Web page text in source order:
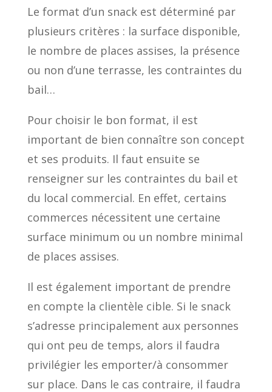
Le format d’un snack est déterminé par
plusieurs critères : la surface disponible,
le nombre de places assises, la présence
ou non d’une terrasse, les contraintes du
bail…
Pour choisir le bon format, il est
important de bien connaître son concept
et ses produits. Il faut ensuite se
renseigner sur les contraintes du bail et
du local commercial. En effet, certains
commerces nécessitent une certaine
surface minimum ou un nombre minimal
de places assises.
Il est également important de prendre
en compte la clientèle cible. Si le snack
s’adresse principalement aux personnes
qui ont peu de temps, alors il faudra
privilégier les emporter/à consommer
sur place. Dans le cas contraire, il faudra